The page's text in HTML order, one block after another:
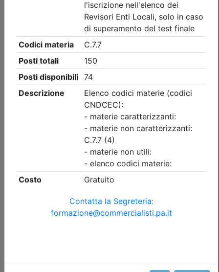
dal 27/07/2026 al 14/09/2026
Seminario/Convegno
Priorità iscrizioni Allegati
nessuna
Posti disponibili: 73
Iscrizione
Gratuito